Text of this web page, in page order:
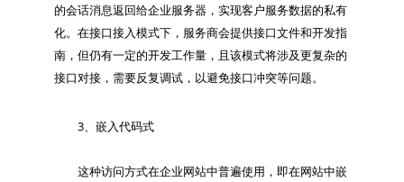
的会话消息返回给企业服务器，实现客户服务数据的私有
化。在接口接入模式下，服务商会提供接口文件和开发指
南，但仍有一定的开发工作量，且该模式将涉及更复杂的
3、嵌入代码式
这种访问方式在企业网站中普遍使用，即在网站中嵌